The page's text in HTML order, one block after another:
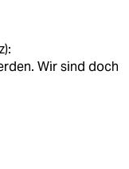
Wir sind doch